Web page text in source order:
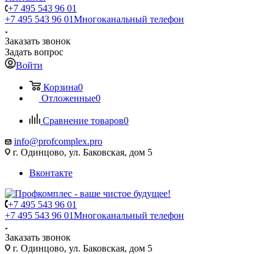
+7 495 543 96 01
+7 495 543 96 01Многоканальный телефон
Заказать звонок
Задать вопрос
Войти
Корзина0
Отложенные0
Сравнение товаров0
info@profcomplex.pro
г. Одинцово, ул. Баковская, дом 5
Вконтакте
+7 495 543 96 01
+7 495 543 96 01Многоканальный телефон
Заказать звонок
г. Одинцово, ул. Баковская, дом 5